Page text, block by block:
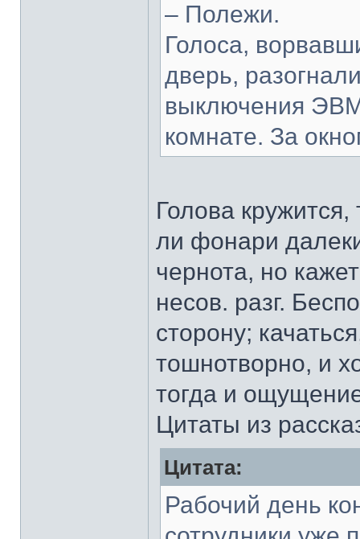
– Полежи.
Голоса,
дверь,
выключения
комнате. За
Голова кружится,
ли фонари
чернота, но
несов. разг.
сторону;
тошнотворно, и
тогда и
Цитаты из
Цитата:
Рабочий день